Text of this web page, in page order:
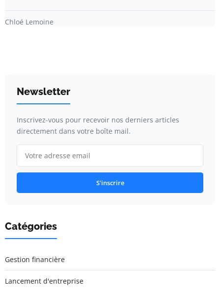
Chloé Lemoine
Newsletter
Inscrivez-vous pour recevoir nos derniers articles
directement dans votre boîte mail.
S'inscrire
Catégories
Gestion financière
Lancement d'entreprise